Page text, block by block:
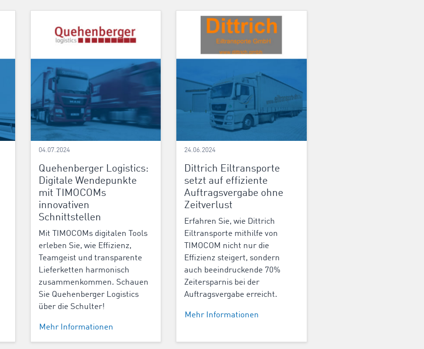
04.07.2024
Quehenberger Logistics:
Digitale Wendepunkte
mit TIMOCOMs
innovativen
Schnittstellen
Mit TIMOCOMs digitalen Tools
erleben Sie, wie Effizienz,
Teamgeist und transparente
Lieferketten harmonisch
zusammenkommen. Schauen
Sie Quehenberger Logistics
über die Schulter!
Mehr Informationen
24.06.2024
Dittrich Eiltransporte
setzt auf effiziente
Auftragsvergabe ohne
Zeitverlust
Erfahren Sie, wie Dittrich
Eiltransporte mithilfe von
TIMOCOM nicht nur die
Effizienz steigert, sondern
auch beeindruckende 70%
Zeitersparnis bei der
Auftragsvergabe erreicht.
Mehr Informationen